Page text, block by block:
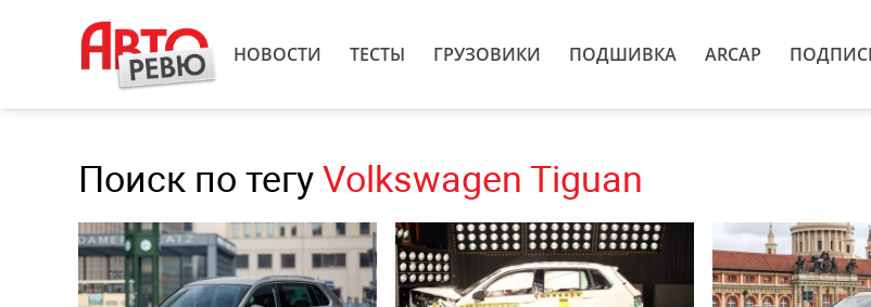
НОВОСТИ ТЕСТЫ ГРУЗОВИКИ ПОДШИВКА ARCAP
Поиск по тегу Volkswagen Tiguan